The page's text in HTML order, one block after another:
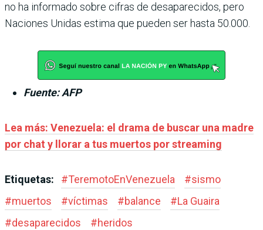
no ha informado sobre cifras de desaparecidos, pero
Naciones Unidas estima que pueden ser hasta 50.000.
Fuente: AFP
Lea más: Venezuela: el drama de buscar una madre
por chat y llorar a tus muertos por streaming
Etiquetas: #TeremotoEnVenezuela #sismo
#muertos #víctimas #balance #La Guaira
#desaparecidos #heridos